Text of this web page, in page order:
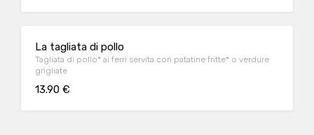
La tagliata di pollo
Tagliata di pollo* ai ferri servita con patatine fritte* o verdure
grigliate
13.90 €